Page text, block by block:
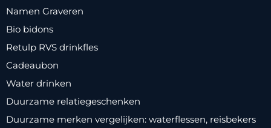
Namen Graveren
Bio bidons
Retulp RVS drinkfles
Cadeaubon
Water drinken
Duurzame relatiegeschenken
Duurzame merken vergelijken: waterflessen, reisbekers